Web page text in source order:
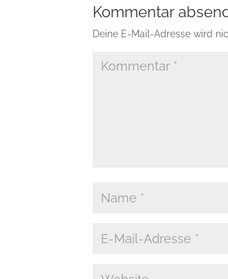
Kommentar
Deine E-Mail-Adresse wird